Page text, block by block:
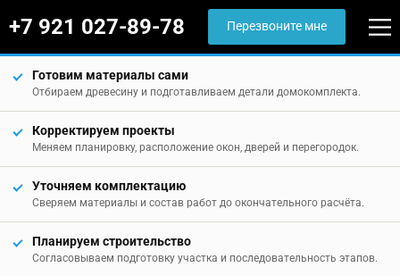
+7 921 027-89-78 Перезвоните мне
Готовим материалы сами
Отбираем древесину и подготавливаем детали домокомплекта.
Корректируем проекты
Меняем планировку, расположение окон, дверей и перегородок.
Уточняем комплектацию
Сверяем материалы и состав работ до окончательного расчёта.
Планируем строительство
Согласовываем подготовку участка и последовательность этапов.